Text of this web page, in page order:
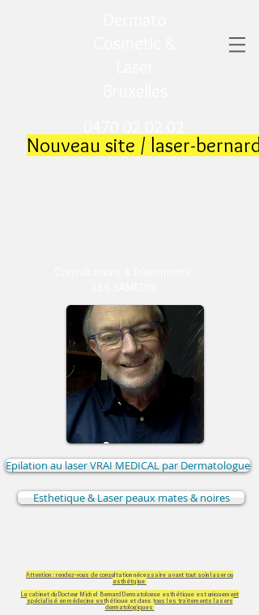
Nouveau site / laser-
Epilation au laser VRAI MEDICAL par Dermatologue
Esthetique & Laser peaux mates & noires
Attention : rendez-vous de consultation nécessaire avant tout soin laser ou
esthétqiue
Le cabinet du Docteur Michel Bernard Dermatologue esthétique est uniquement
spécialisé en médecine esthétique et dans tous les traitements lasers
dermatologiques